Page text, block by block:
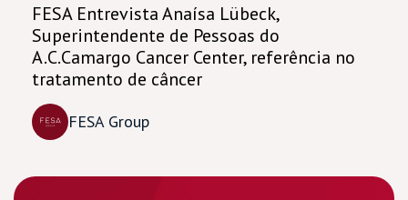
FESA Entrevista Anaísa Lübeck,
Superintendente de Pessoas do
A.C.Camargo Cancer Center, referência no
tratamento de câncer
FESA Group